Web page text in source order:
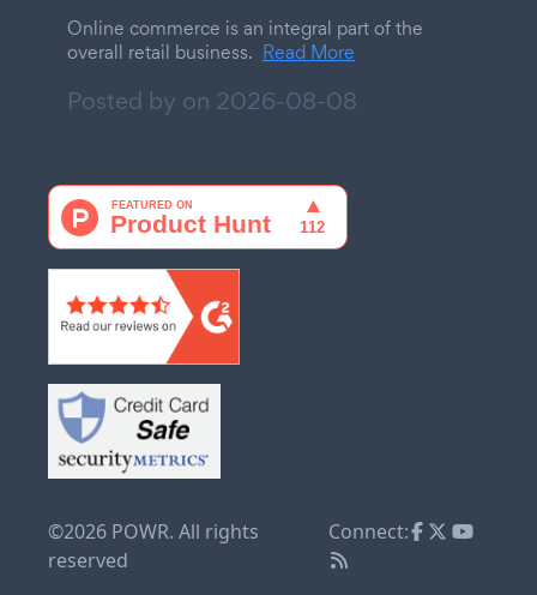
Online commerce is an integral part of the
overall retail business. Read More
Posted by on 2026-08-08
©2026 POWR. All rights
reserved
Connect: